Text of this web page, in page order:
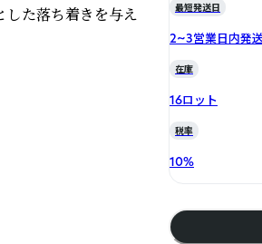
した落ち着きを与え
最短発送日
2~3営業日内発送
在庫
16ロット
税率
10%